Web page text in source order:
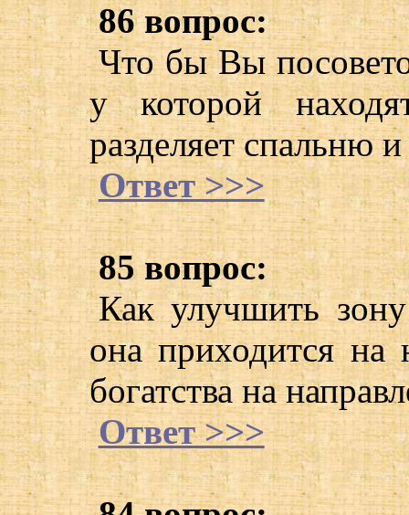
86 вопрос:
Что бы Вы
у которой
разделяет спальню и
Ответ >>>
85 вопрос:
Как улучшить
она приходится на
богатства на
Ответ >>>